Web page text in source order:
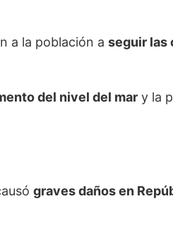
a la población a seguir las
del nivel del mar y la
graves daños en